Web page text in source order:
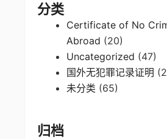
分类
Certificate of No
Abroad (20)
Uncategorized (47)
国外无犯罪记录证明
未分类 (65)
归档